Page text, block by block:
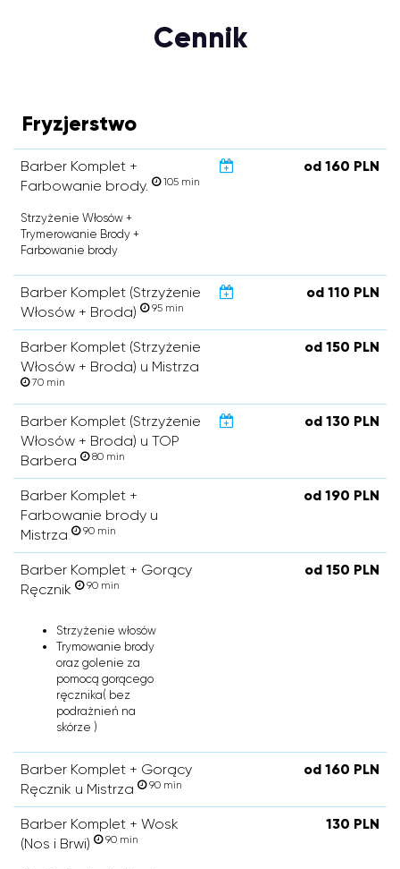
Cennik
Fryzjerstwo
Barber Komplet +
Farbowanie brody.
105 min
od 160 PLN
Strzyżenie Włosów +
Trymerowanie Brody +
Farbowanie brody
Barber Komplet (Strzyżenie
Włosów + Broda)
95 min
od 110 PLN
Barber Komplet (Strzyżenie
Włosów + Broda) u Mistrza
70 min
od 150 PLN
Barber Komplet (Strzyżenie
Włosów + Broda) u TOP
Barbera
80 min
od 130 PLN
Barber Komplet +
Farbowanie brody u
Mistrza
90 min
od 190 PLN
Barber Komplet + Gorący
Ręcznik
90 min
od 150 PLN
Strzyżenie włosów
Trymowanie brody
oraz golenie za
pomocą gorącego
ręcznika( bez
podrażnień na
skórze )
Barber Komplet + Gorący
Ręcznik u Mistrza
90 min
od 160 PLN
Barber Komplet + Wosk
(Nos i Brwi)
90 min
130 PLN